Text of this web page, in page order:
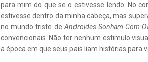
para mim do que se o estivesse lendo. No
estivesse dentro da minha cabeça, mas
no mundo triste de Androides Sonham Com
convencionais. Não ter nenhum estimulo
a época em que seus pais liam histórias para